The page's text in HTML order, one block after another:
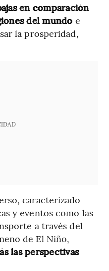
en comparación
del mundo e
la prosperidad,
caracterizado
y eventos como las
a través del
de El Niño,
las perspectivas